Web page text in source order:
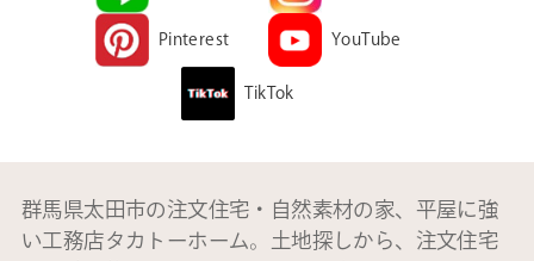
Pinterest YouTube
TikTok
群馬県太田市の注文住宅・自然素材の家、平屋に強
い工務店タカトーホーム。土地探しから、注文住宅